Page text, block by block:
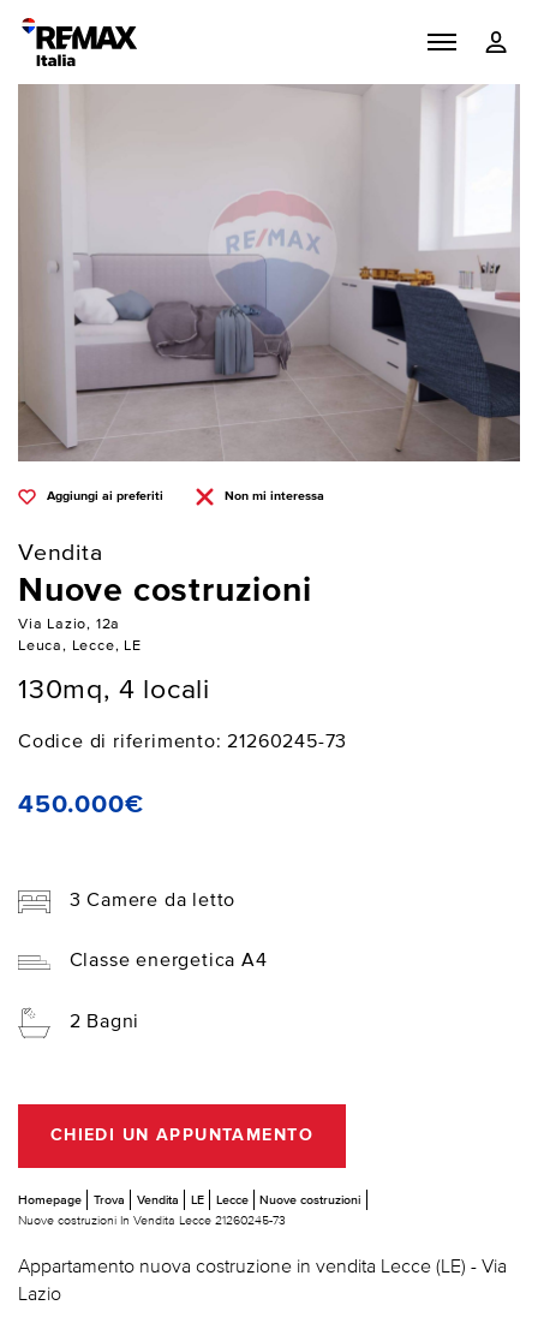
Aggiungi ai preferiti Non mi interessa
Vendita
Nuove costruzioni
Via Lazio, 12a
Leuca, Lecce, LE
130mq, 4 locali
Codice di riferimento: 21260245-73
450.000€
3 Camere da letto
Classe energetica A4
2 Bagni
CHIEDI UN APPUNTAMENTO
Homepage Trova Vendita LE Lecce
Nuove costruzioni
Nuove costruzioni In Vendita Lecce 21260245-73
Appartamento nuova costruzione in vendita Lecce (LE) - Via
Lazio